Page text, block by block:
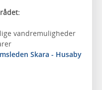
vandremuligheder
Skara - Husaby